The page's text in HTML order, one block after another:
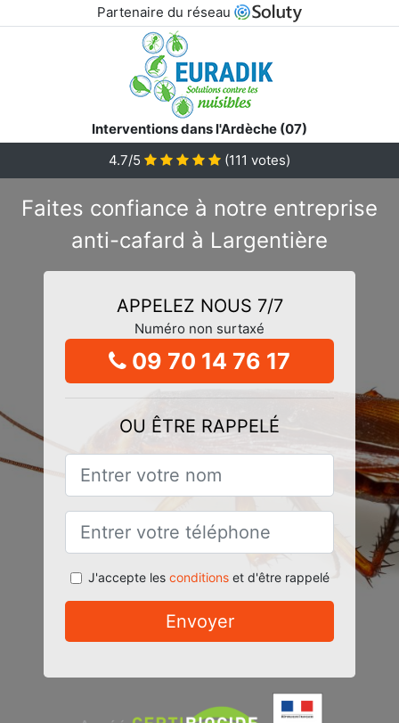
Partenaire du réseau
Interventions dans l'Ardèche (07)
4.7/5
(111 votes)
Faites confiance à notre entreprise
anti-cafard à Largentière
APPELEZ NOUS 7/7
Numéro non surtaxé
09 70 14 76 17
OU ÊTRE RAPPELÉ
J'accepte les conditionset d'être rappelé
Envoyer